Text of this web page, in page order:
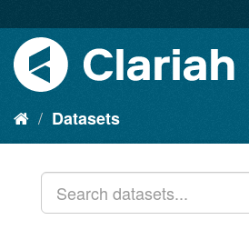
Datasets